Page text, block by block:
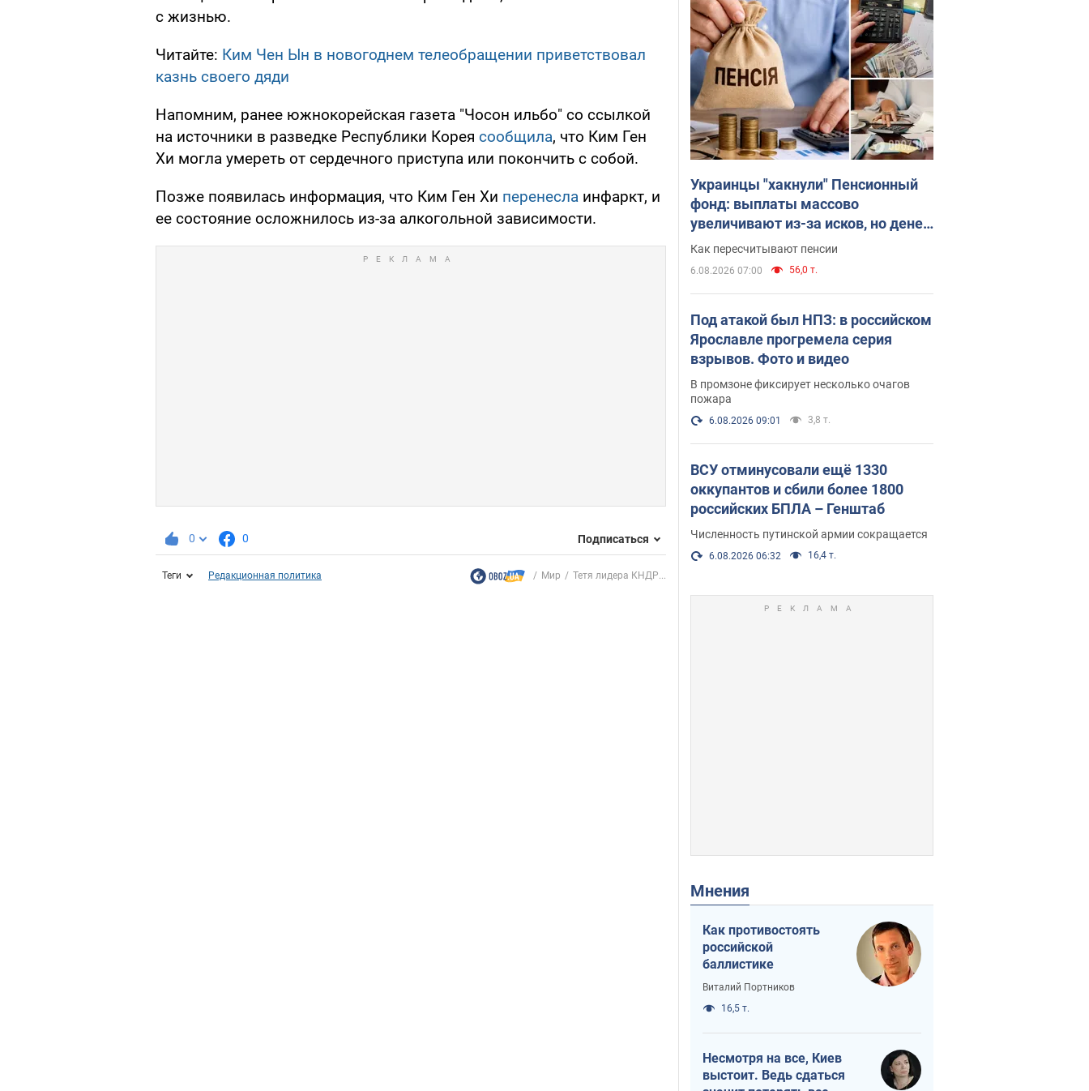
с жизнью.
Читайте: Ким Чен Ын в новогоднем телеобращении приветствовал
казнь своего дяди
Напомним, ранее южнокорейская газета "Чосон ильбо" со ссылкой
на источники в разведке Республики Корея сообщила, что Ким Ген
Хи могла умереть от сердечного приступа или покончить с собой.
Позже появилась информация, что Ким Ген Хи перенесла инфаркт, и
ее состояние осложнилось из-за алкогольной зависимости.
0 0 Подписаться
Теги Редакционная политика Мир Тетя лидера КНДР...
Украинцы "хакнули" Пенсионный
фонд: выплаты массово
увеличивают из-за исков, но денег
не хватает
Как пересчитывают пенсии
6.08.2026 07:00 56,0 т.
Под атакой был НПЗ: в российском
Ярославле прогремела серия
взрывов. Фото и видео
В промзоне фиксирует несколько очагов
пожара
6.08.2026 09:01 3,8 т.
ВСУ отминусовали ещё 1330
оккупантов и сбили более 1800
российских БПЛА – Генштаб
Численность путинской армии сокращается
6.08.2026 06:32 16,4 т.
Мнения
Как противостоять
российской
баллистике
Виталий Портников
16,5 т.
Несмотря на все, Киев
выстоит. Ведь сдаться